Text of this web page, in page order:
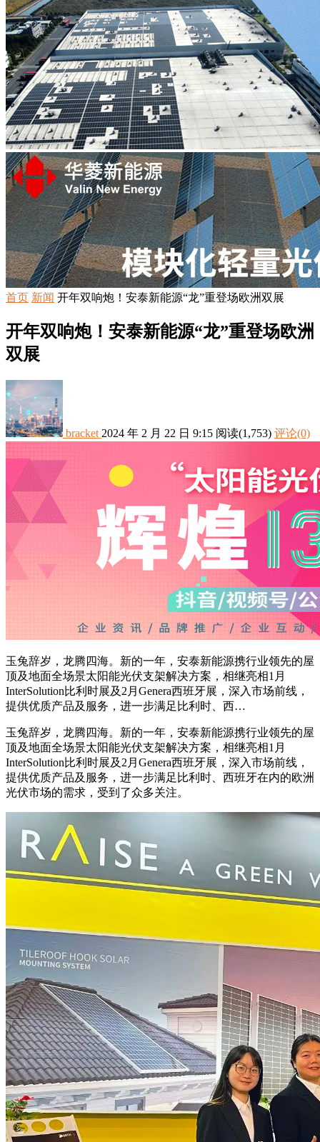
首页 新闻 开年双响炮！安泰新能源“龙”重登场欧洲双展
开年双响炮！安泰新能源“龙”重登场欧洲
双展
bracket 2024 年 2 月 22 日 9:15 阅读(1,753) 评论(0)
玉兔辞岁，龙腾四海。新的一年，安泰新能源携行业领先的屋
顶及地面全场景太阳能光伏支架解决方案，相继亮相1月
InterSolution比利时展及2月Genera西班牙展，深入市场前线，
提供优质产品及服务，进一步满足比利时、西…
玉兔辞岁，龙腾四海。新的一年，安泰新能源携行业领先的屋
顶及地面全场景太阳能光伏支架解决方案，相继亮相1月
InterSolution比利时展及2月Genera西班牙展，深入市场前线，
提供优质产品及服务，进一步满足比利时、西班牙在内的欧洲
光伏市场的需求，受到了众多关注。